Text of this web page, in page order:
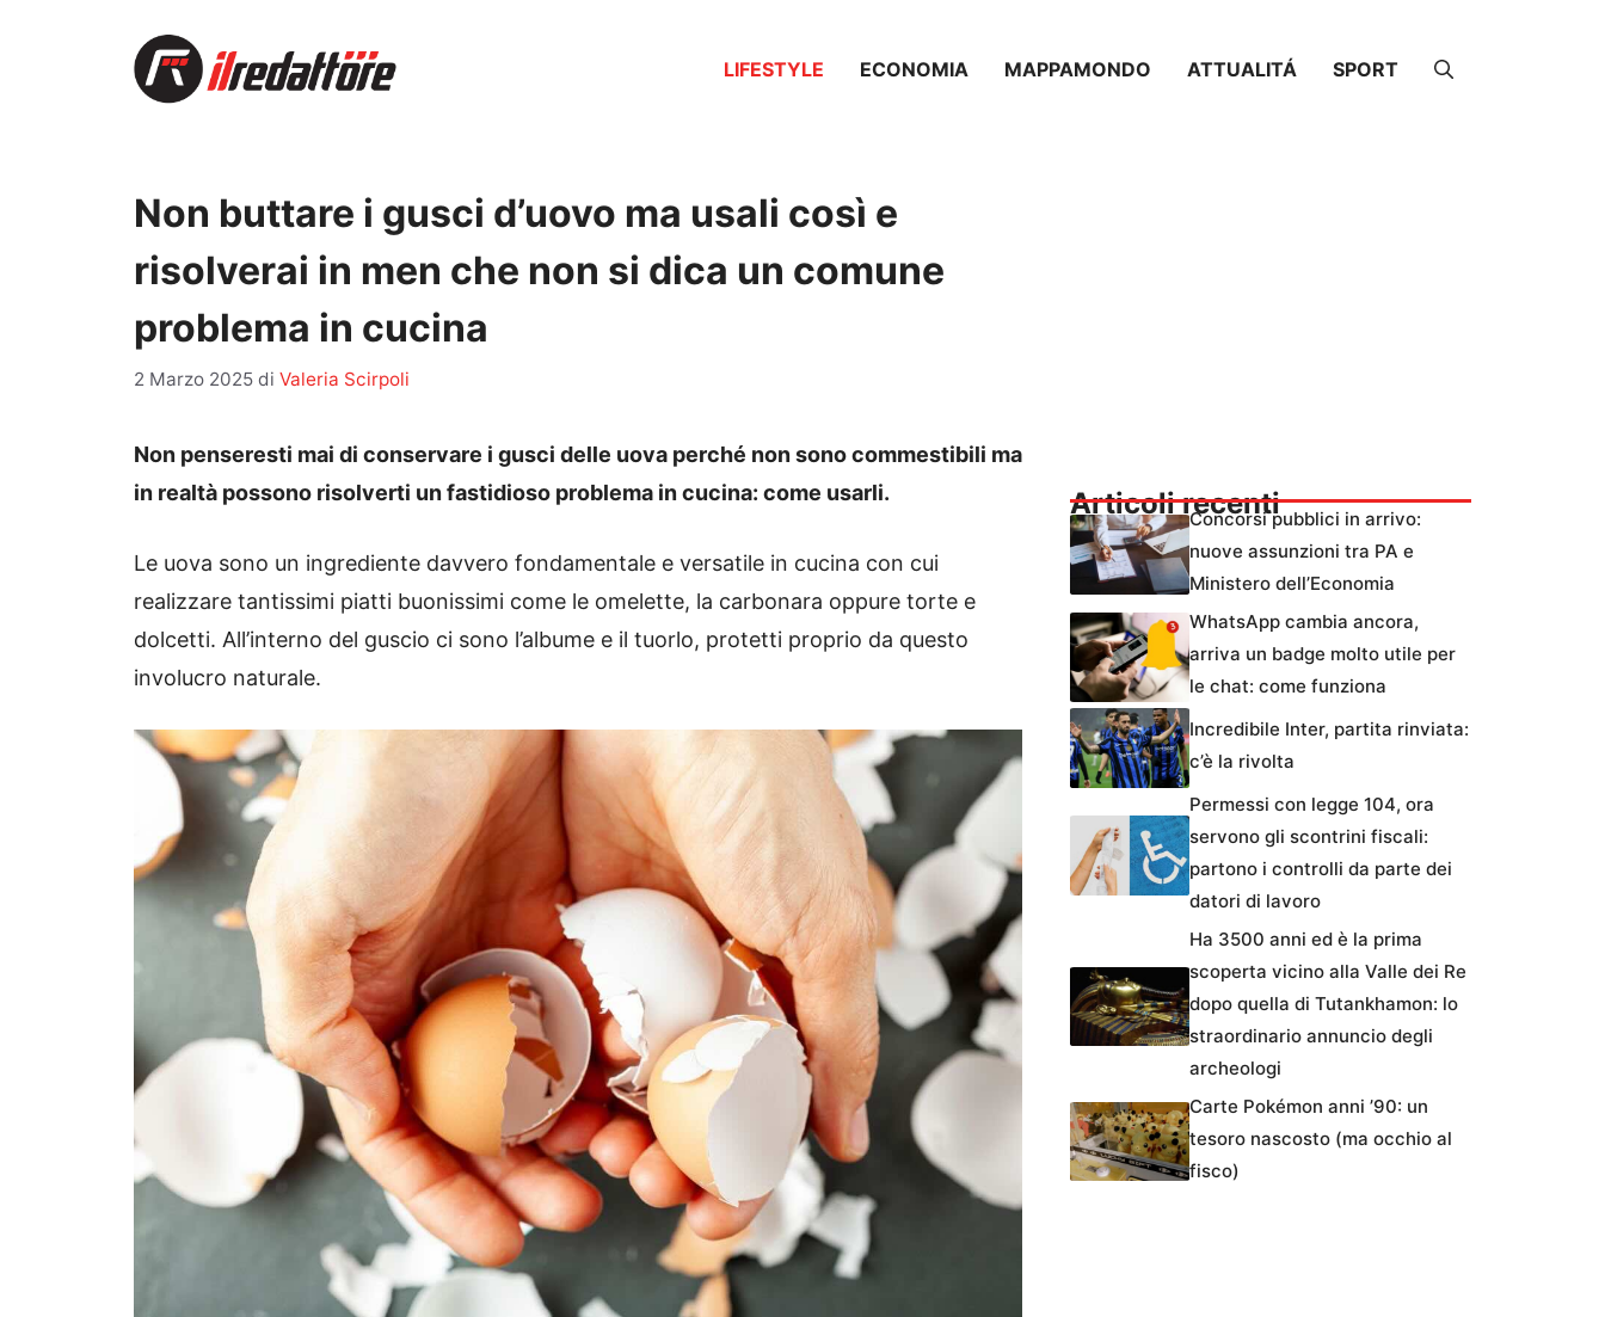
LIFESTYLE ECONOMIA MAPPAMONDO ATTUALITÁ SPORT
Non buttare i gusci d’uovo ma usali così e
risolverai in men che non si dica un comune
problema in cucina
2 Marzo 2025 di Valeria Scirpoli
Non penseresti mai di conservare i gusci delle uova perché non sono commestibili ma
in realtà possono risolverti un fastidioso problema in cucina: come usarli.
Le uova sono un ingrediente davvero fondamentale e versatile in cucina con cui
realizzare tantissimi piatti buonissimi come le omelette, la carbonara oppure torte e
dolcetti. All’interno del guscio ci sono l’albume e il tuorlo, protetti proprio da questo
involucro naturale.
Articoli recentiConcorsi pubblici in arrivo:
nuove assunzioni tra PA e
Ministero dell’Economia
WhatsApp cambia ancora,
arriva un badge molto utile per
le chat: come funziona
Incredibile Inter, partita rinviata:
c’è la rivolta
Permessi con legge 104, ora
servono gli scontrini fiscali:
partono i controlli da parte dei
datori di lavoro
Ha 3500 anni ed è la prima
scoperta vicino alla Valle dei Re
dopo quella di Tutankhamon: lo
straordinario annuncio degli
archeologi
Carte Pokémon anni ’90: un
tesoro nascosto (ma occhio al
fisco)